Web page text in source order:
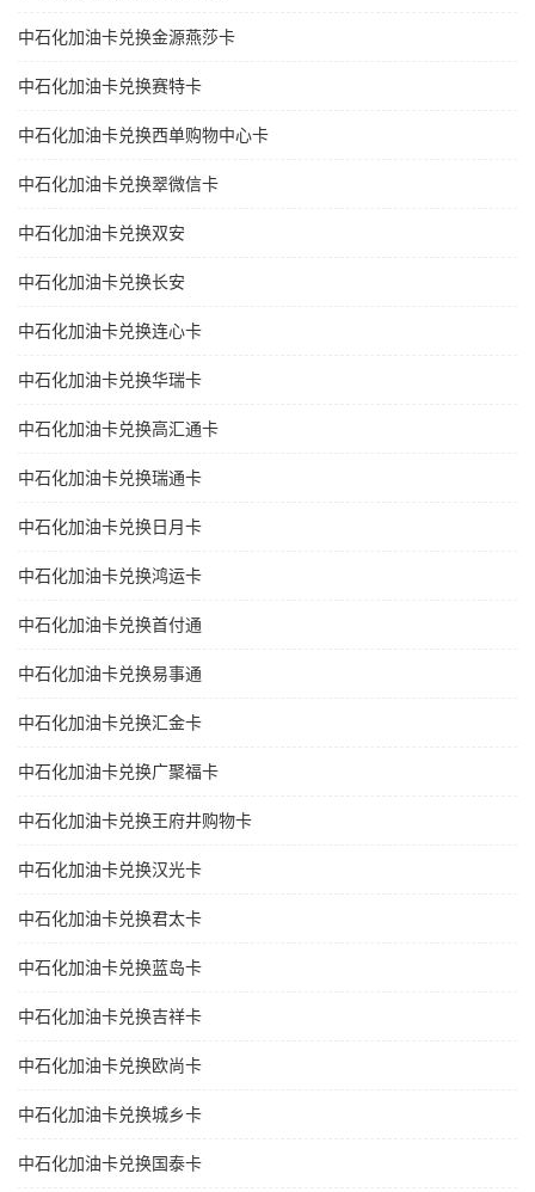
中石化加油卡兑换金源燕莎卡
中石化加油卡兑换赛特卡
中石化加油卡兑换西单购物中心卡
中石化加油卡兑换翠微信卡
中石化加油卡兑换双安
中石化加油卡兑换长安
中石化加油卡兑换连心卡
中石化加油卡兑换华瑞卡
中石化加油卡兑换高汇通卡
中石化加油卡兑换瑞通卡
中石化加油卡兑换日月卡
中石化加油卡兑换鸿运卡
中石化加油卡兑换首付通
中石化加油卡兑换易事通
中石化加油卡兑换汇金卡
中石化加油卡兑换广聚福卡
中石化加油卡兑换王府井购物卡
中石化加油卡兑换汉光卡
中石化加油卡兑换君太卡
中石化加油卡兑换蓝岛卡
中石化加油卡兑换吉祥卡
中石化加油卡兑换欧尚卡
中石化加油卡兑换城乡卡
中石化加油卡兑换国泰卡